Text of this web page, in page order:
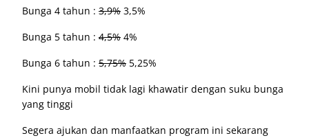
Bunga 4 tahun : 3,9% 3,5%
Bunga 5 tahun : 4,5% 4%
Bunga 6 tahun : 5,75% 5,25%
Kini punya mobil tidak lagi khawatir dengan suku bunga
yang tinggi
Segera ajukan dan manfaatkan program ini sekarang